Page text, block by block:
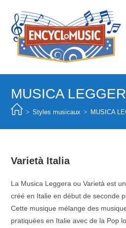
content
MUSICA
> Styles musicaux > MUSICA
Varietà Italia
La Musica Leggera ou Varietà est
créé en Italie en début de seconde
Cette musique mélange des
pratiquées en Italie avec de la Pop